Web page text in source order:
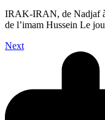
IRAK-IRAN, de Nadjaf
de l’imam Hussein Le
Next